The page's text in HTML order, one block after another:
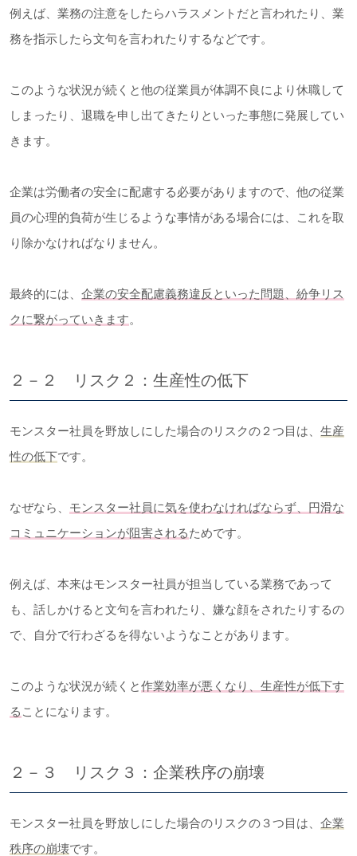
例えば、業務の注意をしたらハラスメントだと言われたり、業
務を指示したら文句を言われたりするなどです。
このような状況が続くと他の従業員が体調不良により休職して
しまったり、退職を申し出てきたりといった事態に発展してい
きます。
企業は労働者の安全に配慮する必要がありますので、他の従業
員の心理的負荷が生じるような事情がある場合には、これを取
り除かなければなりません。
最終的には、 企業の安全配慮義務違反といった問題、紛争リス
クに繋がっていきます。
２－２ リスク２：生産性の低下
モンスター社員を野放しにした場合のリスクの２つ目は、 生産
性の低下です。
なぜなら、 モンスター社員に気を使わなければならず、円滑な
コミュニケーションが阻害されるためです。
例えば、本来はモンスター社員が担当している業務であって
も、話しかけると文句を言われたり、嫌な顔をされたりするの
で、自分で行わざるを得ないようなことがあります。
このような状況が続くと作業効率が悪くなり、生産性が低下す
る ことになります。
２－３ リスク３：企業秩序の崩壊
モンスター社員を野放しにした場合のリスクの３つ目は、 企業
秩序の崩壊です。